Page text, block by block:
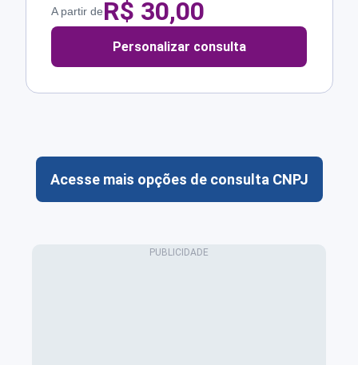
A partir deR$ 30,00
Personalizar consulta
Acesse mais opções de consulta CNPJ